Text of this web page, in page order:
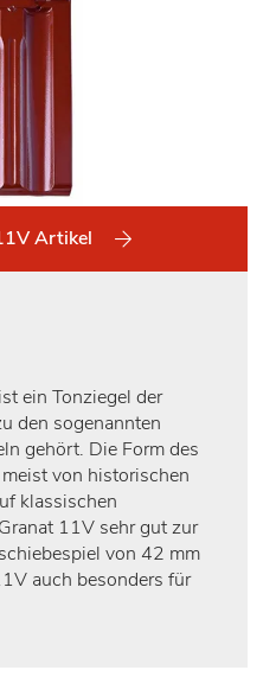
Artikel
ein Tonziegel der
den sogenannten
gehört. Die Form des
von historischen
klassischen
11V sehr gut zur
von 42 mm
auch besonders für